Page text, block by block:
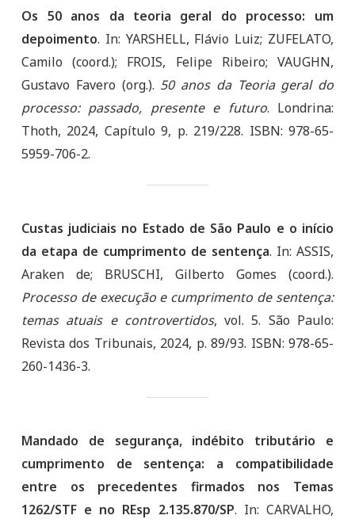
Os 50 anos da teoria geral do processo: um
depoimento. In: YARSHELL, Flávio Luiz; ZUFELATO,
Camilo (coord.); FROIS, Felipe Ribeiro; VAUGHN,
Gustavo Favero (org.). 50 anos da Teoria geral do
processo: passado, presente e futuro. Londrina:
Thoth, 2024, Capítulo 9, p. 219/228. ISBN: 978-65-
5959-706-2.
Custas judiciais no Estado de São Paulo e o início
da etapa de cumprimento de sentença. In: ASSIS,
Araken de; BRUSCHI, Gilberto Gomes (coord.).
Processo de execução e cumprimento de sentença:
temas atuais e controvertidos, vol. 5. São Paulo:
Revista dos Tribunais, 2024, p. 89/93. ISBN: 978-65-
260-1436-3.
Mandado de segurança, indébito tributário e
cumprimento de sentença: a compatibilidade
entre os precedentes firmados nos Temas
1262/STF e no REsp 2.135.870/SP. In: CARVALHO,